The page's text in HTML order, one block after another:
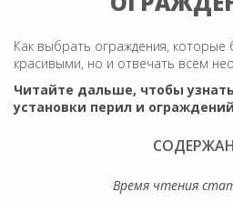
Как выбрать ограждения, которые
красивыми, но и отвечать всем
Читайте дальше, чтобы
установки перил и
Время чтения